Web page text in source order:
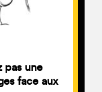
pas une
face aux